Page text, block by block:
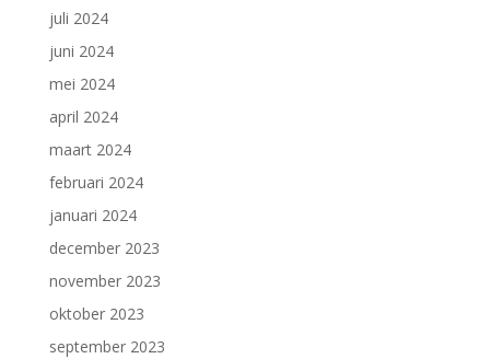
juli 2024
juni 2024
mei 2024
april 2024
maart 2024
februari 2024
januari 2024
december 2023
november 2023
oktober 2023
september 2023